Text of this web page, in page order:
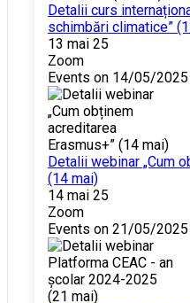
Detalii curs
schimbări climatice”
13 mai 25
Zoom
Events on 14/05/2025
Detalii webinar „Cum
(14 mai)
14 mai 25
Zoom
Events on 21/05/2025